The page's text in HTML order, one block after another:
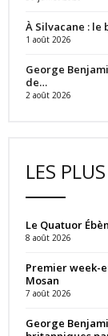
À Silvacane : le
1 août 2026
George
de…
2 août 2026
LES
Le Quatuor
8 août 2026
Premier week-
Mosan
7 août 2026
George